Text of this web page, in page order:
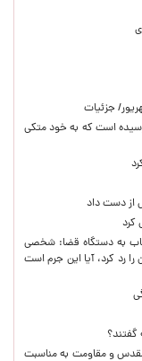
است که به خود متکی
کرد
به دستگاه قضا: شخصی
رد کرد، آیا این جرم است
مقدس و مقاومت به مناسبت